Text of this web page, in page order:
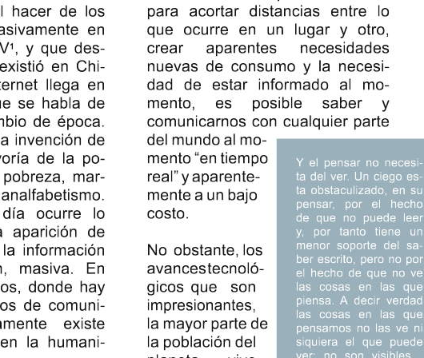
hacer de los
en
1
, y que des-
en Chi-
llega en
se habla de
de época.
invención de
de la po-
mar-
analfabetismo.
día ocurre lo
aparición de
información
masiva. En
donde hay
de comuni-
existe
la humani-
para acortar distancias entre lo
que ocurre en un lugar y otro,
crear  aparentes  necesidades
nuevas de consumo y la necesi-
dad de estar informado al mo-
mento,  es  posible  saber  y
comunicarnos con cualquier parte
del mundo al mo-
mento “en tiempo
real” yaparente-
mente a un bajo
costo.
No obstante, los
avancestecnoló-
gicos que son
impresionantes,
la mayor parte de
la población del
Y el pensar no necesi-
ta del ver. Un ciego es-
ta obstaculizado, en su
pensar, por el hecho
de que no puede leer
y, por tanto tiene un
menor soporte del sa-
ber escrito, pero no por
el hecho de que no ve
las cosas en las que
piensa. A decir verdad
las cosas en las que
pensamos no las ve ni
siquiera el que puede
ver: no son visibles...